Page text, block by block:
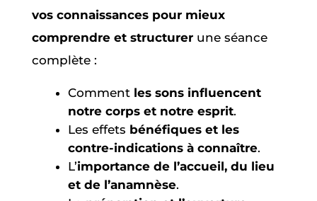
vos connaissances pour mieux
comprendre et structurer une séance
complète :
Comment les sons influencent
notre corps et notre esprit.
Les effets bénéfiques et les
contre-indications à connaître.
L’importance de l’accueil, du lieu
et de l’anamnèse.